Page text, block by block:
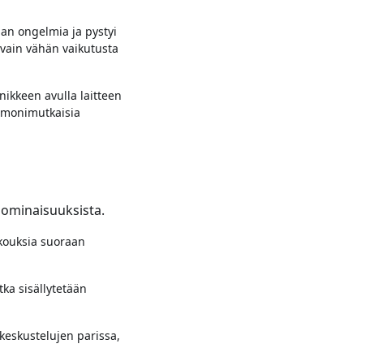
ongelmia ja pystyi
vähän vaikutusta
avulla laitteen
suoraan
sisällytetään
parissa,